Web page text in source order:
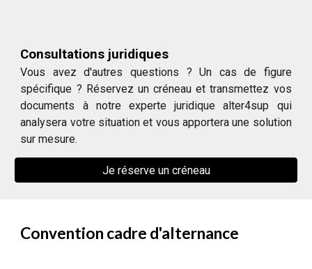
Consultations juridiques
Vous avez d'autres questions ? Un cas de figure
spécifique ? Réservez un créneau et transmettez vos
documents à notre experte juridique alter4sup qui
analysera votre situation et vous apportera une solution
sur mesure.
Je réserve un créneau
Convention cadre d'alternance